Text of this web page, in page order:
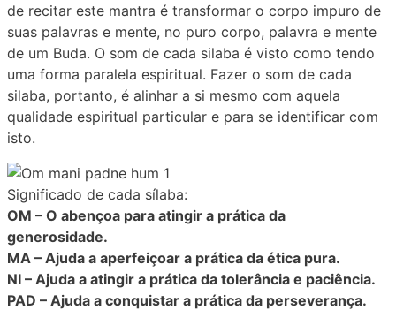
de recitar este mantra é transformar o corpo impuro de
suas palavras e mente, no puro corpo, palavra e mente
de um Buda. O som de cada silaba é visto como tendo
uma forma paralela espiritual. Fazer o som de cada
silaba, portanto, é alinhar a si mesmo com aquela
qualidade espiritual particular e para se identificar com
isto.
Significado de cada sílaba:
OM – O abençoa para atingir a prática da
generosidade.
MA – Ajuda a aperfeiçoar a prática da ética pura.
NI – Ajuda a atingir a prática da tolerância e paciência.
PAD – Ajuda a conquistar a prática da perseverança.